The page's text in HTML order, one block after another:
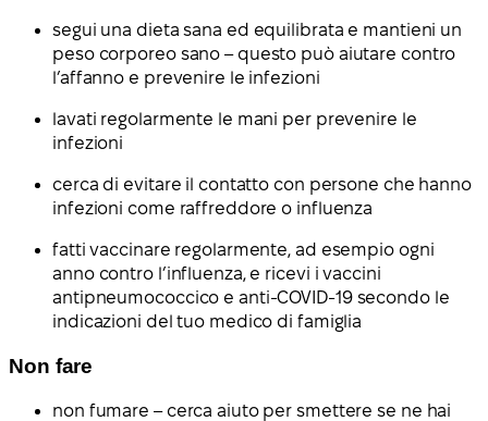
segui una dieta sana ed equilibrata e mantieni un
peso corporeo sano – questo può aiutare contro
l’affanno e prevenire le infezioni
lavati regolarmente le mani per prevenire le
infezioni
cerca di evitare il contatto con persone che hanno
infezioni come raffreddore o influenza
fatti vaccinare regolarmente, ad esempio ogni
anno contro l’influenza, e ricevi i vaccini
antipneumococcico e anti-COVID-19 secondo le
indicazioni del tuo medico di famiglia
Non fare
non fumare – cerca aiuto per smettere se ne hai